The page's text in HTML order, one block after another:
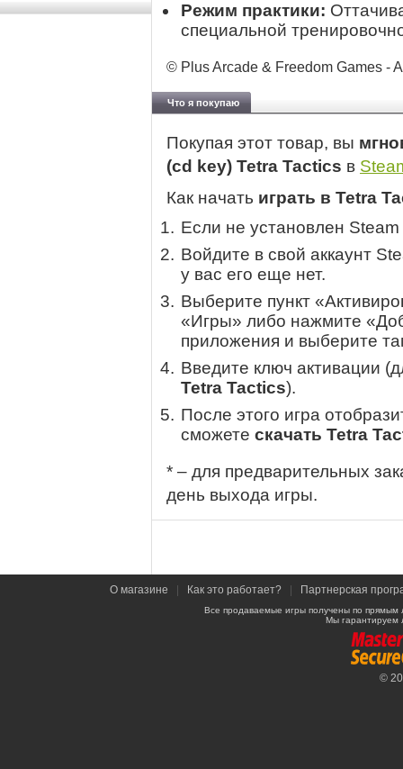
Режим практики:
специальной
© Plus Arcade & Freedom Games -
Что я покупаю
Покупая этот товар, вы
(cd key) Tetra Tactics в
Как начать играть в Tetra
Если не установлен
Войдите в свой аккаунт
у вас его еще нет.
Выберите пункт
«Игры» либо нажмите
приложения и выберите
Введите ключ активации
Tetra Tactics).
После этого игра
сможете скачать Tetra
* – для предварительных
день выхода игры.
О магазине Как это работает? Партнерская
Все продаваемые игры получены по
Мы гарантируем
©